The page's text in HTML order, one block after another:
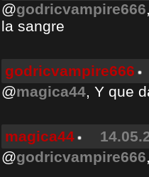
@godricvampire666
la sangre
godricvampire666
@magica44, Y que
magica44
@godricvampire666